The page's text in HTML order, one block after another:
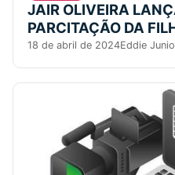
JAIR OLIVEIRA
PARCITAÇÃO DA
18 de abril de 2024Eddie